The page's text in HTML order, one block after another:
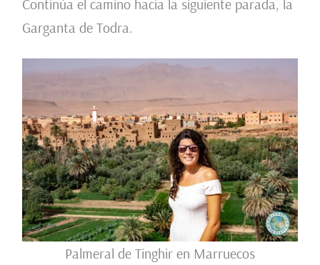
Continúa el camino hacia la siguiente parada, la
Garganta de Todra.
Palmeral de Tinghir en Marruecos